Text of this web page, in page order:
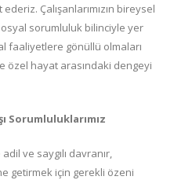
Çalışanlarımızın bireysel
sorumluluk bilinciyle yer
faaliyetlere gönüllü olmaları
özel hayat arasındaki dengeyi
Sorumluluklarımız
ve saygılı davranır,
getirmek için gerekli özeni